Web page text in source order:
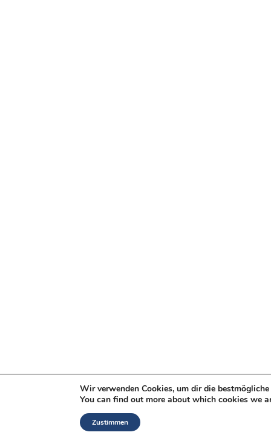
Wir verwenden Cookies, um dir die
You can find out more about which cookies we
Zustimmen